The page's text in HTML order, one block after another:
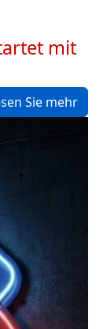
mit
Sie mehr